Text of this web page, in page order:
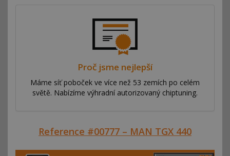
Proč jsme nejlepší
Máme síť poboček ve více než 53 zemích po celém
světě. Nabízíme výhradní autorizovaný chiptuning.
Reference #00777 – MAN TGX 440